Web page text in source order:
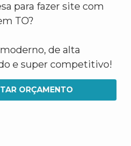
para fazer site com
TO?
de alta
e super competitivo!
ORÇAMENTO